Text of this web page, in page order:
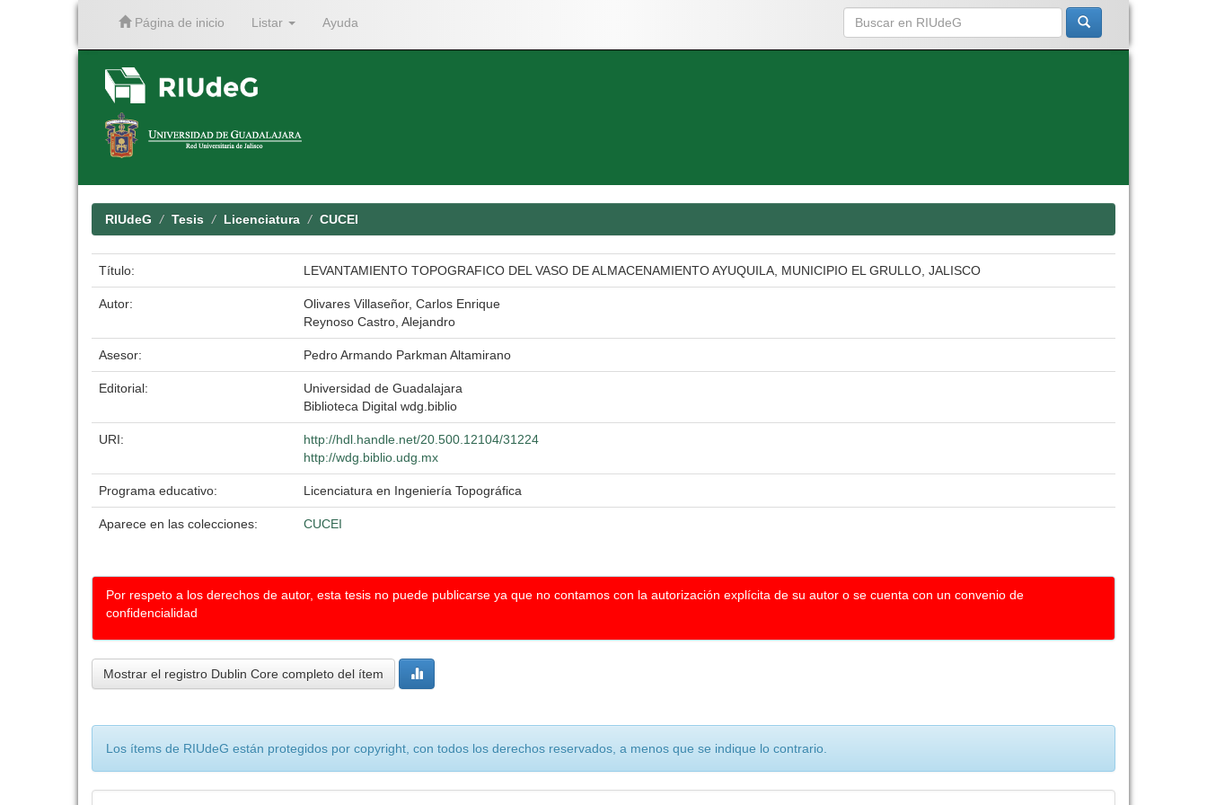
Página de inicio Listar Ayuda
RIUdeG Tesis Licenciatura CUCEI
Título: LEVANTAMIENTO TOPOGRAFICO DEL VASO DE ALMACENAMIENTO AYUQUILA, MUNICIPIO EL GRULLO, JALISCO
Autor:
Olivares Villaseñor, Carlos Enrique
Reynoso Castro, Alejandro
Asesor: Pedro Armando Parkman Altamirano
Editorial:
Universidad de Guadalajara
Biblioteca Digital wdg.biblio
URI:
http://hdl.handle.net/20.500.12104/31224
http://wdg.biblio.udg.mx
Programa educativo: Licenciatura en Ingeniería Topográfica
Aparece en las colecciones: CUCEI
Por respeto a los derechos de autor, esta tesis no puede publicarse ya que no contamos con la autorización explícita de su autor o se cuenta con un convenio de
confidencialidad
Mostrar el registro Dublin Core completo del ítem
Los ítems de RIUdeG están protegidos por copyright, con todos los derechos reservados, a menos que se indique lo contrario.